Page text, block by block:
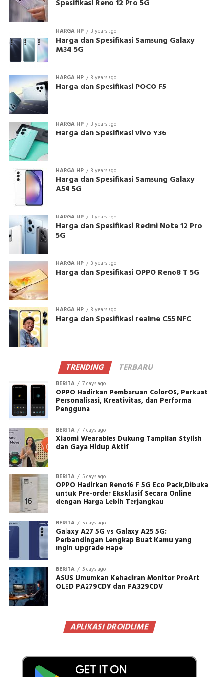
Spesifikasi Reno 12 Pro 5G
HARGA HP 3 years ago
Harga dan Spesifikasi Samsung Galaxy
M34 5G
HARGA HP 3 years ago
Harga dan Spesifikasi POCO F5
HARGA HP 3 years ago
Harga dan Spesifikasi vivo Y36
HARGA HP 3 years ago
Harga dan Spesifikasi Samsung Galaxy
A54 5G
HARGA HP 3 years ago
Harga dan Spesifikasi Redmi Note 12 Pro
5G
HARGA HP 3 years ago
Harga dan Spesifikasi OPPO Reno8 T 5G
HARGA HP 3 years ago
Harga dan Spesifikasi realme C55 NFC
TRENDING TERBARU
BERITA 7 days ago
OPPO Hadirkan Pembaruan ColorOS, Perkuat
Personalisasi, Kreativitas, dan Performa
Pengguna
BERITA 7 days ago
Xiaomi Wearables Dukung Tampilan Stylish
dan Gaya Hidup Aktif
BERITA 5 days ago
OPPO Hadirkan Reno16 F 5G Eco Pack,Dibuka
untuk Pre-order Eksklusif Secara Online
dengan Harga Lebih Terjangkau
BERITA 5 days ago
Galaxy A27 5G vs Galaxy A25 5G:
Perbandingan Lengkap Buat Kamu yang
Ingin Upgrade Hape
BERITA 5 days ago
ASUS Umumkan Kehadiran Monitor ProArt
OLED PA279CDV dan PA329CDV
APLIKASI DROIDLIME